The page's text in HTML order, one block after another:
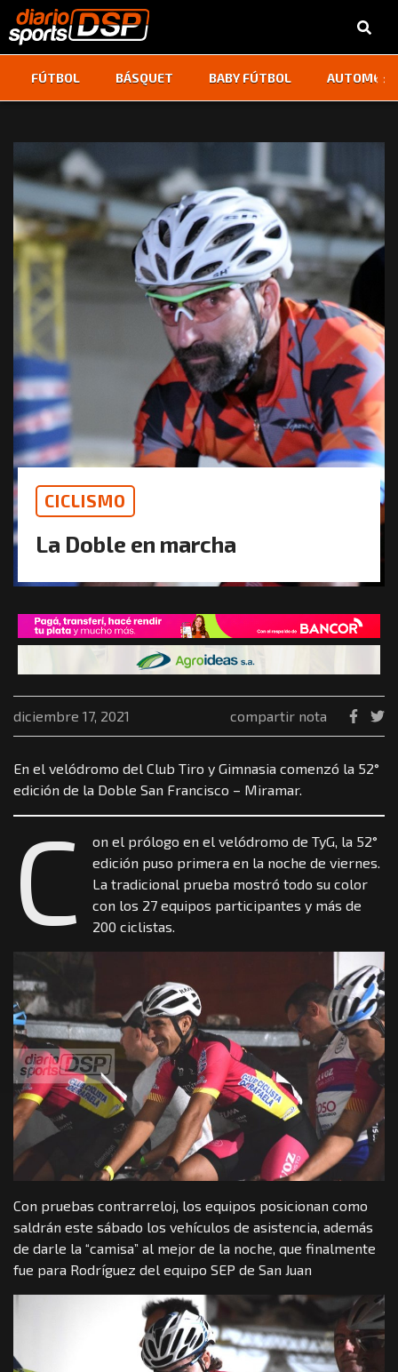
FÚTBOL BÁSQUET BABY FÚTBOL ‹ ›
CICLISMO
La Doble en marcha
diciembre 17, 2021 compartir nota
En el velódromo del Club Tiro y Gimnasia comenzó la 52°
edición de la Doble San Francisco – Miramar.
C
on el prólogo en el velódromo de TyG, la 52°
edición puso primera en la noche de viernes.
La tradicional prueba mostró todo su color
con los 27 equipos participantes y más de
200 ciclistas.
Con pruebas contrarreloj, los equipos posicionan como
saldrán este sábado los vehículos de asistencia, además
de darle la “camisa” al mejor de la noche, que finalmente
fue para Rodríguez del equipo SEP de San Juan